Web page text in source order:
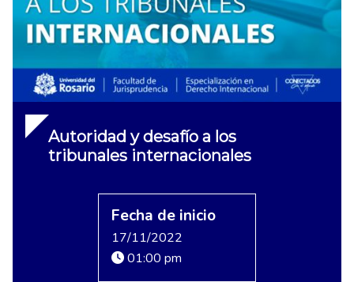
Autoridad y desafío a los
tribunales internacionales
Fecha de inicio
17/11/2022
01:00 pm